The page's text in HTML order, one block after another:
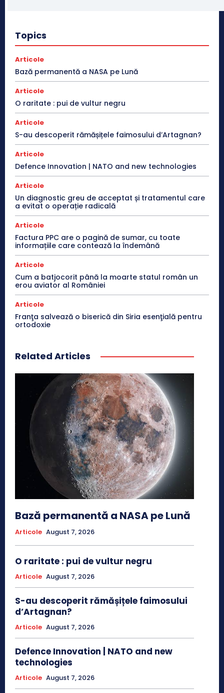
Topics
Articole
Bază permanentă a NASA pe Lună
Articole
O raritate : pui de vultur negru
Articole
S-au descoperit rămășițele faimosului d’Artagnan?
Articole
Defence Innovation | NATO and new technologies
Articole
Un diagnostic greu de acceptat și tratamentul care
a evitat o operație radicală
Articole
Factura PPC are o pagină de sumar, cu toate
informațiile care contează la îndemână
Articole
Cum a batjocorit până la moarte statul român un
erou aviator al României
Articole
Franţa salvează o biserică din Siria esenţială pentru
ortodoxie
Related Articles
Bază permanentă a NASA pe Lună
Articole August 7, 2026
O raritate : pui de vultur negru
Articole August 7, 2026
S-au descoperit rămășițele faimosului
d’Artagnan?
Articole August 7, 2026
Defence Innovation | NATO and new
technologies
Articole August 7, 2026